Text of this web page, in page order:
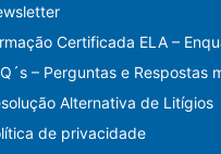
Certificada ELA –
– Perguntas e Respostas
Alternativa de Litígios
de privacidade